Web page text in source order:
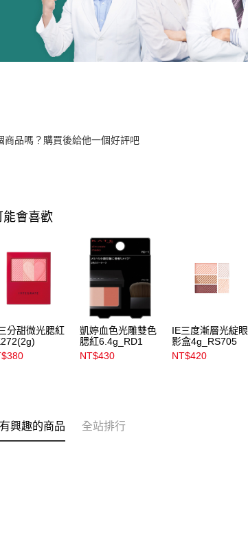
商品嗎？購買後給他一個好評吧
能會喜歡
分甜微光腮紅
凱婷血色光雕雙色
腮紅6.4g_RD1
NT$430
IE三度漸層光綻眼
影盒4g_RS705
NT$420
興趣的商品 全站排行